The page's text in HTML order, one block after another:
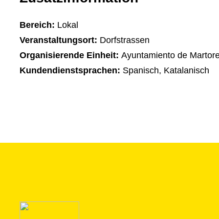
Bereich: Lokal
Veranstaltungsort: Dorfstrassen
Organisierende Einheit: Ayuntamiento de
Kundendienstsprachen: Spanisch, Katalanisch